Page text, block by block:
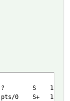
? S 12:46
0 S+ 12:47